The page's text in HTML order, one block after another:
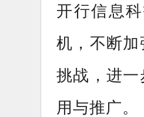
开行信息
机，不断
挑战，进
用与推广。